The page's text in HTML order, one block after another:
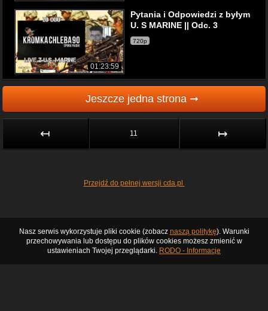
01:23:59
Pytania i Odpowiedzi z byłym
U. S MARINE || Odc. 3
720p
Jeszcze jedna strona ➞
↤ 11 ↦
Przejdź do pełnej wersji cda.pl
Nasz serwis wykorzystuje pliki cookie (zobacz naszą politykę). Warunki
przechowywania lub dostępu do plików cookies możesz zmienić w
ustawieniach Twojej przeglądarki. RODO - Informacje